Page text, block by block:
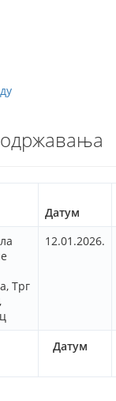
Датум
Датум
Трг
12.01.2026.